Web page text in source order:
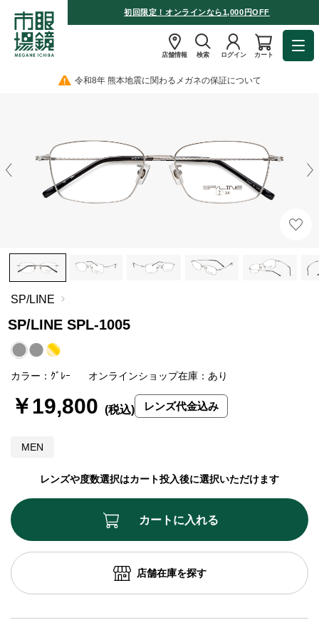
初回限定！オンラインなら1,000円OFF
店舗情報 検索 ログイン カート
令和8年 熊本地震に関わるメガネの保証について
SP/LINE
SP/LINE SPL-1005
MEN
カラー：ｸﾞﾚｰ オンラインショップ在庫：あり
レンズや度数選択はカート投入後に選択いただけます
￥19,800 レンズ代金込み
カートに入れる
店舗在庫を探す